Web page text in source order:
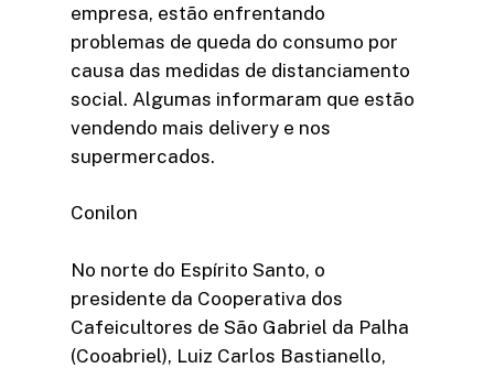
empresa, estão enfrentando
problemas de queda do consumo por
causa das medidas de distanciamento
social. Algumas informaram que estão
vendendo mais delivery e nos
supermercados.
Conilon
No norte do Espírito Santo, o
presidente da Cooperativa dos
Cafeicultores de São Gabriel da Palha
(Cooabriel), Luiz Carlos Bastianello,